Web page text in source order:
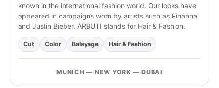
known in the international fashion world. Our looks have
appeared in campaigns worn by artists such as Rihanna
and Justin Bieber. ARBUTI stands for Hair & Fashion.
Cut Color Balayage Hair & Fashion
MUNICH — NEW YORK — DUBAI